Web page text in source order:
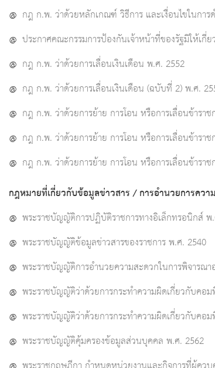
@ กฎ ก.พ. ว่าด้วยหลักเกณฑ์ วิธีการ และเงื่อนไขในกา
@ ประกาศคณะกรรมการป้องกันเจ้าหน้าที่ของรัฐมิให้เกี่
@ กฎ ก.พ. ว่าด้วยการเลื่อนเงินเดือน พ.ศ. 2552
@ กฎ ก.พ. ว่าด้วยการเลื่อนเงินเดือน (ฉบับที่ 2) พ.ศ.
@ กฎ ก.พ. ว่าด้วยการย้าย การโอน หรือการเลื่อนข้าร
@ กฎ ก.พ. ว่าด้วยการย้าย การโอน หรือการเลื่อนข้ารา
@ กฎ ก.พ. ว่าด้วยการย้าย การโอน หรือการเลื่อนข้ารา
กฎหมายที่เกี่ยวกับข้อมูลข่าวสาร / การอำนวยการควา
@ พระราชบัญญัติการปฏิบัติราชการทางอิเล็กทรอนิกส์ พ
@ พระราชบัญญัติข้อมูลข่าวสารของราชการ พ.ศ. 2540
@ พระราชบัญญัติการอำนวยความสะดวกในการพิจารณ
@ พระราชบัญญัติว่าด้วยการกระทำความผิดเกี่ยวกับคอ
@ พระราชบัญญัติว่าด้วยการกระทำความผิดเกี่ยวกับคอ
@ พระราชบัญญัติคุ้มครองข้อมูลส่วนบุคคล พ.ศ. 2562